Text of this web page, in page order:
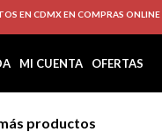
EN CDMX EN COMPRAS ONLINE
MI CUENTA OFERTAS
productos